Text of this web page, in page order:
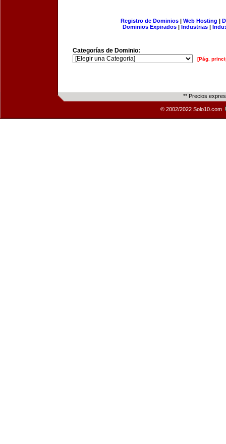
Registro de Dominios| Web Hosting |
Dominios Expirados | Industrias |
Categorías de Dominio:
[Pág.
** Precios
© 2002/2022 Solo10.com